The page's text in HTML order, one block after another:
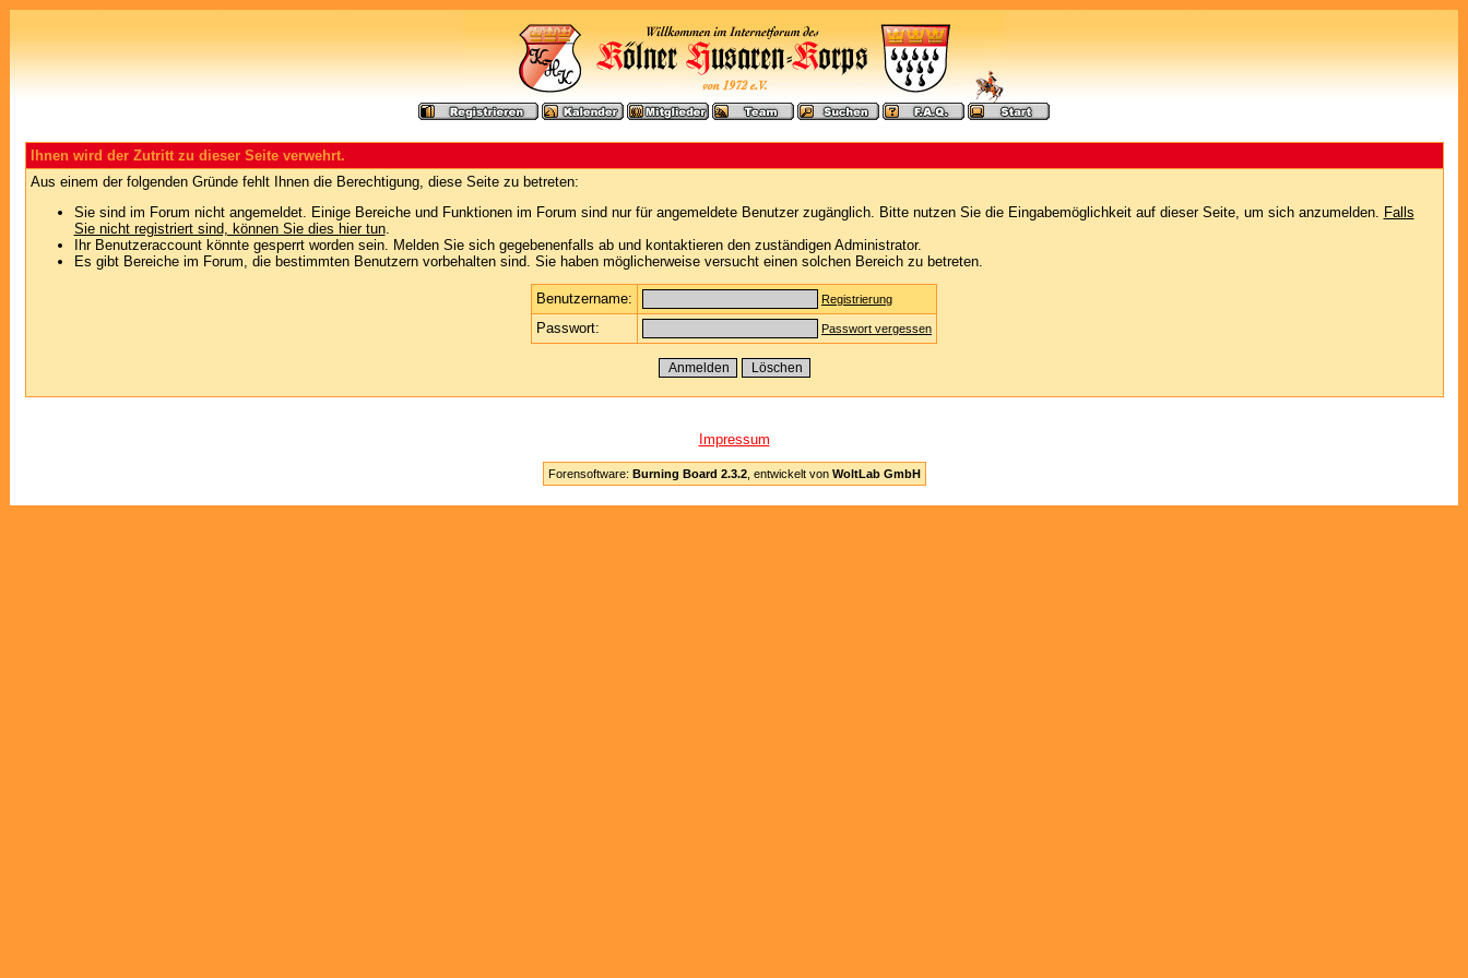
Ihnen wird der Zutritt zu dieser Seite verwehrt.
Aus einem der folgenden Gründe fehlt Ihnen die Berechtigung, diese Seite zu betreten:
Sie sind im Forum nicht angemeldet. Einige Bereiche und Funktionen im Forum sind nur für angemeldete Benutzer zugänglich. Bitte nutzen Sie die Eingabemöglichkeit auf dieser Seite, um sich anzumelden. Falls
Sie nicht registriert sind, können Sie dies hier tun.
Ihr Benutzeraccount könnte gesperrt worden sein. Melden Sie sich gegebenenfalls ab und kontaktieren den zuständigen Administrator.
Es gibt Bereiche im Forum, die bestimmten Benutzern vorbehalten sind. Sie haben möglicherweise versucht einen solchen Bereich zu betreten.
Benutzername: Registrierung
Passwort: Passwort vergessen
Impressum
Forensoftware: Burning Board 2.3.2, entwickelt von WoltLab GmbH